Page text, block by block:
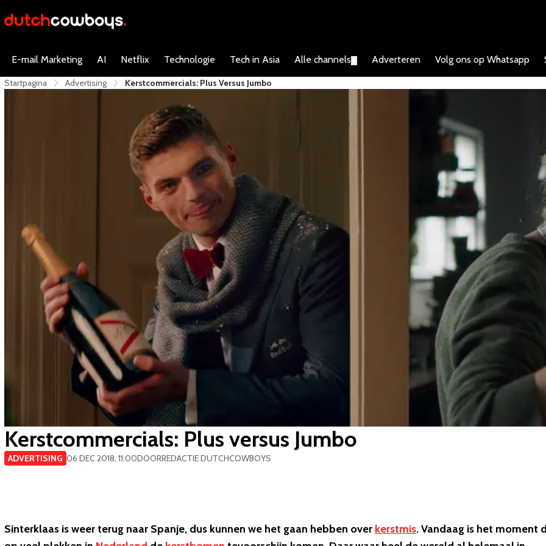
E-mail Marketing AI Netflix Technologie Tech in Asia Alle channels Adverteren Volg ons op Whatsapp
Startpagina Advertising Kerstcommercials: Plus Versus Jumbo
Kerstcommercials: Plus versus Jumbo
ADVERTISING 06 DEC 2018, 11:00DOORREDACTIE DUTCHCOWBOYS
Sinterklaas is weer terug naar Spanje, dus kunnen we het gaan hebben over kerstmis. Vandaag is het moment